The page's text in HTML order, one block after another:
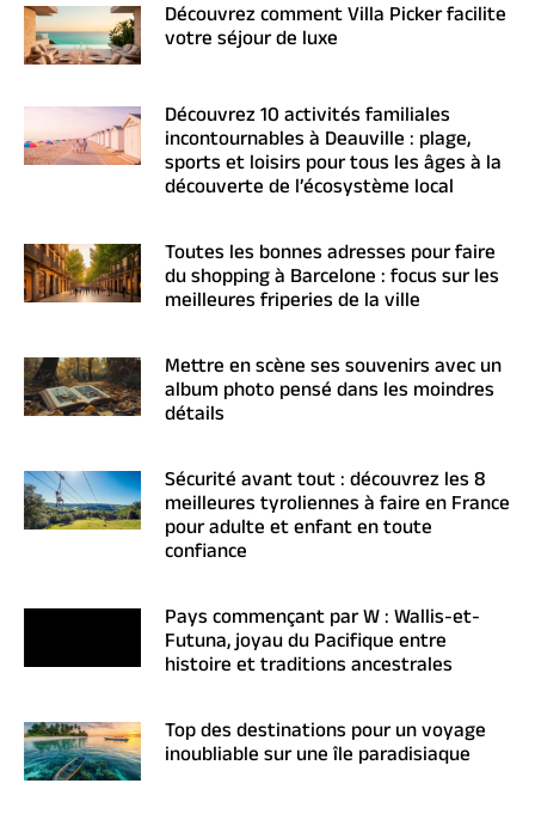
Découvrez comment Villa Picker facilite
votre séjour de luxe
Découvrez 10 activités familiales
incontournables à Deauville : plage,
sports et loisirs pour tous les âges à la
découverte de l’écosystème local
Toutes les bonnes adresses pour faire
du shopping à Barcelone : focus sur les
meilleures friperies de la ville
Mettre en scène ses souvenirs avec un
album photo pensé dans les moindres
détails
Sécurité avant tout : découvrez les 8
meilleures tyroliennes à faire en France
pour adulte et enfant en toute
confiance
Pays commençant par W : Wallis-et-
Futuna, joyau du Pacifique entre
histoire et traditions ancestrales
Top des destinations pour un voyage
inoubliable sur une île paradisiaque